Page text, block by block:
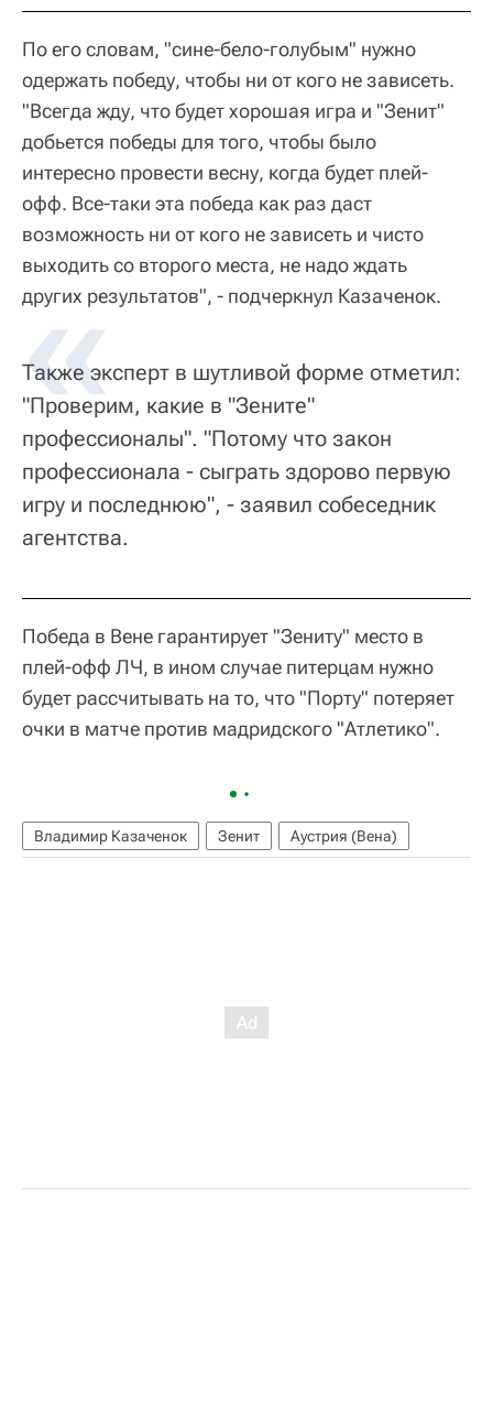
По его словам, "сине-бело-голубым" нужно
одержать победу, чтобы ни от кого не зависеть.
"Всегда жду, что будет хорошая игра и "Зенит"
добьется победы для того, чтобы было
интересно провести весну, когда будет плей-
офф. Все-таки эта победа как раз даст
возможность ни от кого не зависеть и чисто
выходить со второго места, не надо ждать
других результатов", - подчеркнул Казаченок.
Также эксперт в шутливой форме отметил:
"Проверим, какие в "Зените"
профессионалы". "Потому что закон
профессионала - сыграть здорово первую
игру и последнюю", - заявил собеседник
агентства.
Победа в Вене гарантирует "Зениту" место в
плей-офф ЛЧ, в ином случае питерцам нужно
будет рассчитывать на то, что "Порту" потеряет
очки в матче против мадридского "Атлетико".
Владимир Казаченок Зенит Аустрия (Вена)